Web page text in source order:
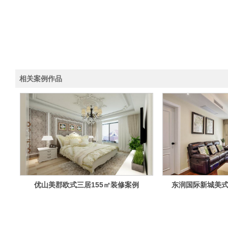
相关案例作品
优山美郡欧式三居155㎡装修案例 东润国际新城美